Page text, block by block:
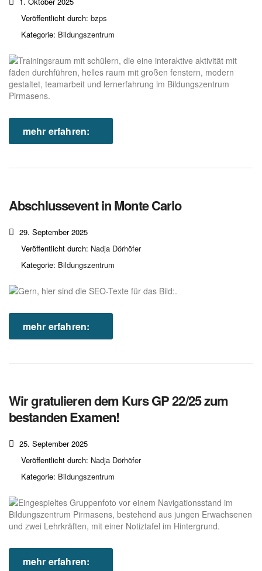
Veröffentlicht durch: bzps
Kategorie: Bildungszentrum
mehr erfahren:
Abschlussevent in Monte Carlo
29. September 2025
Veröffentlicht durch: Nadja Dörhöfer
Kategorie: Bildungszentrum
mehr erfahren:
Wir gratulieren dem Kurs GP 22/25 zum
bestanden Examen!
25. September 2025
Veröffentlicht durch: Nadja Dörhöfer
Kategorie: Bildungszentrum
mehr erfahren: